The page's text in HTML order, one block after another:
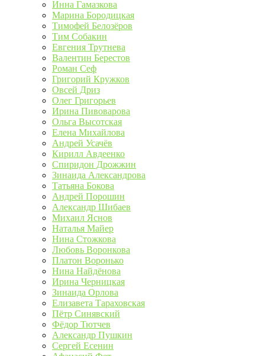
Инна Гамазкова
Марина Бородицкая
Тимофей Белозёров
Тим Собакин
Евгения Трутнева
Валентин Берестов
Роман Сеф
Григорий Кружков
Овсей Дриз
Олег Григорьев
Ирина Пивоварова
Ольга Высотская
Елена Михайлова
Андрей Усачёв
Кирилл Авдеенко
Спиридон Дрожжин
Зинаида Александрова
Татьяна Бокова
Андрей Порошин
Александр Шибаев
Михаил Яснов
Наталья Майер
Нина Стожкова
Любовь Воронкова
Платон Воронько
Нина Найдёнова
Ирина Черницкая
Зинаида Орлова
Елизавета Тараховская
Пётр Синявский
Фёдор Тютчев
Александр Пушкин
Сергей Есенин